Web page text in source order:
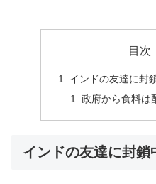
目次
インドの友達に封
政府から食料は
インドの友達に封鎖